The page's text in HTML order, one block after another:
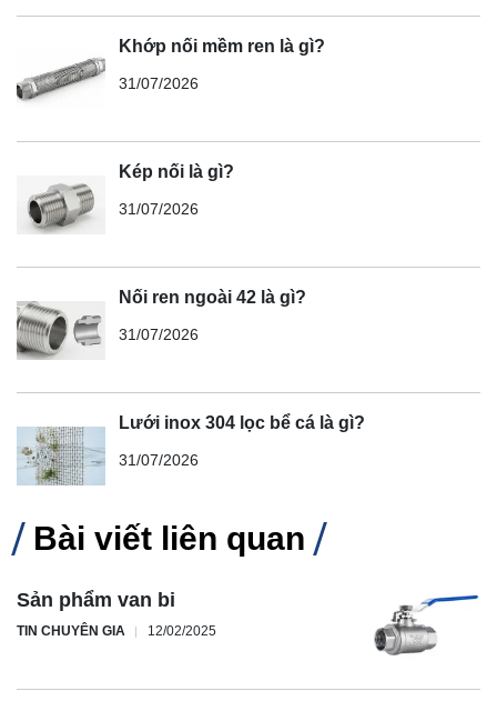
Khớp nối mềm ren là gì?
31/07/2026
Kép nối là gì?
31/07/2026
Nối ren ngoài 42 là gì?
31/07/2026
Lưới inox 304 lọc bể cá là gì?
31/07/2026
Bài viết liên quan
Sản phẩm van bi
TIN CHUYÊN GIA 12/02/2025